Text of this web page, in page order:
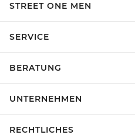
STREET ONE MEN
SERVICE
BERATUNG
UNTERNEHMEN
RECHTLICHES